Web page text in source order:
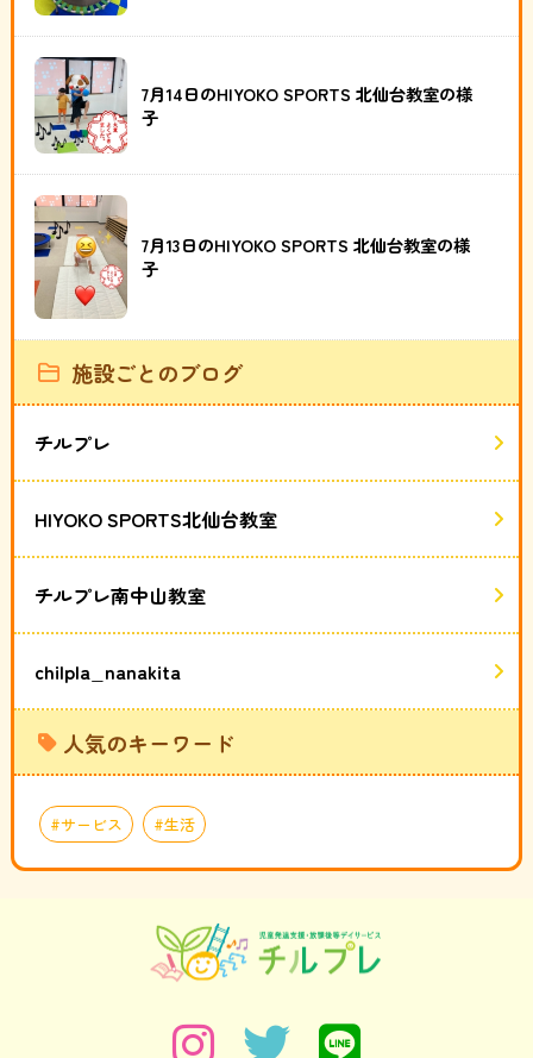
7月14日のHIYOKO SPORTS 北仙台教室の様
子
7月13日のHIYOKO SPORTS 北仙台教室の様
子
施設ごとのブログ
チルプレ
HIYOKO SPORTS北仙台教室
チルプレ南中山教室
chilpla_nanakita
人気のキーワード
サービス 生活